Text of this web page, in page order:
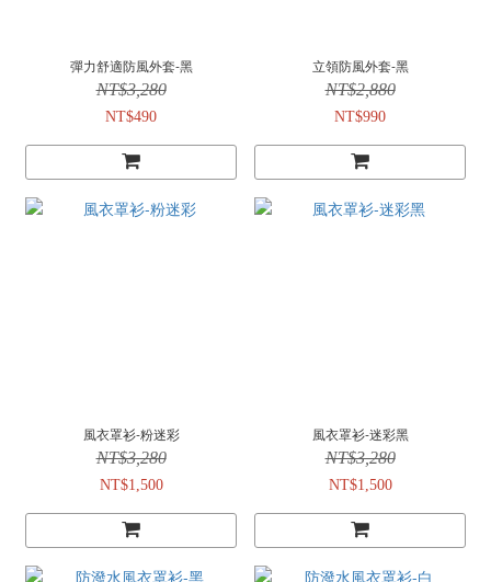
彈力舒適防風外套-黑
NT$3,280
NT$490
立領防風外套-黑
NT$2,880
NT$990
風衣罩衫-粉迷彩
NT$3,280
NT$1,500
風衣罩衫-迷彩黑
NT$3,280
NT$1,500